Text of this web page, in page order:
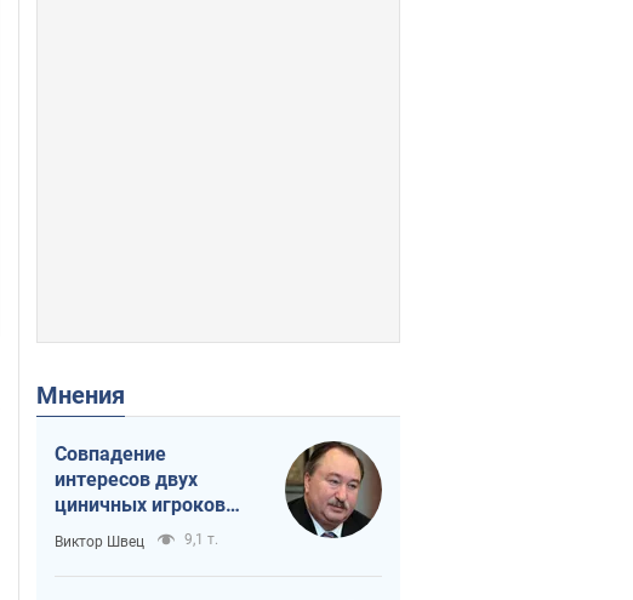
Мнения
Совпадение
интересов двух
циничных игроков
или тайный план
Трампа и Путина?
Виктор Швец 9,1 т.